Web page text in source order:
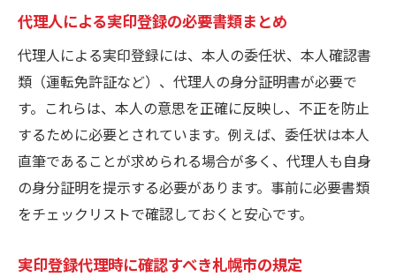
代理人による実印登録の必要書類まとめ
代理人による実印登録には、本人の委任状、本人確認書
類（運転免許証など）、代理人の身分証明書が必要で
す。これらは、本人の意思を正確に反映し、不正を防止
するために必要とされています。例えば、委任状は本人
直筆であることが求められる場合が多く、代理人も自身
の身分証明を提示する必要があります。事前に必要書類
をチェックリストで確認しておくと安心です。
実印登録代理時に確認すべき札幌市の規定